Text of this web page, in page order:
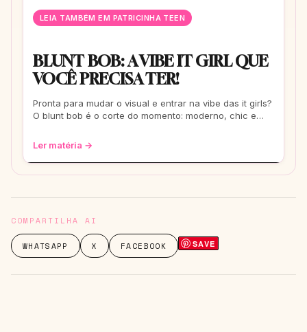
LEIA TAMBÉM EM PATRICINHA TEEN
BLUNT BOB: A VIBE IT GIRL QUE
VOCÊ PRECISA TER!
Pronta para mudar o visual e entrar na vibe das it girls?
O blunt bob é o corte do momento: moderno, chic e
Ler matéria →
COMPARTILHA AI
WHATSAPP X FACEBOOK SAVE